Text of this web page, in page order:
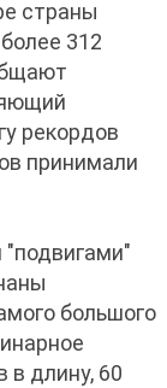
страны
312
рекордов
принимали
большого
в длину, 60